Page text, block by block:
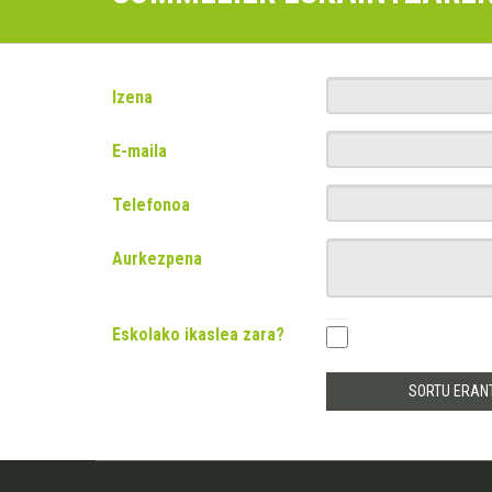
Izena
E-maila
Telefonoa
Aurkezpena
Eskolako ikaslea zara?